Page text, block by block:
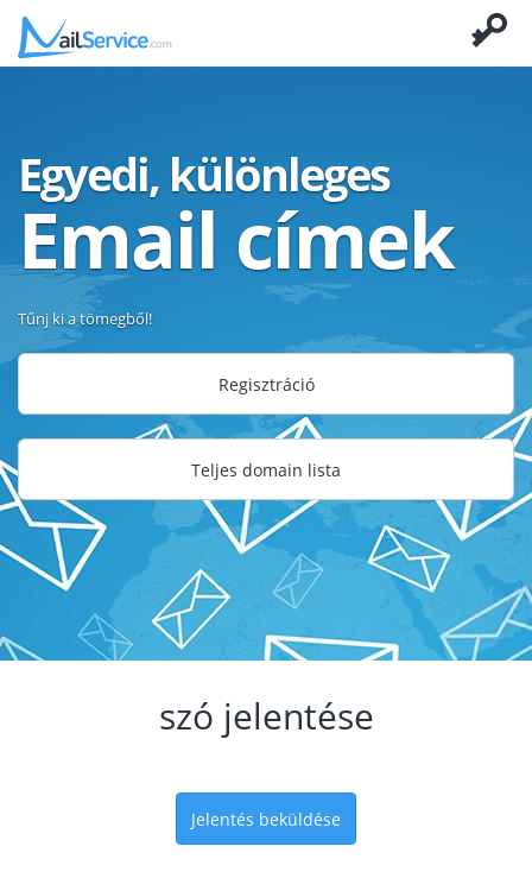
Egyedi, különleges
Email címek
Tűnj ki a tömegből!
Regisztráció
Teljes domain lista
szó jelentése
Jelentés beküldése